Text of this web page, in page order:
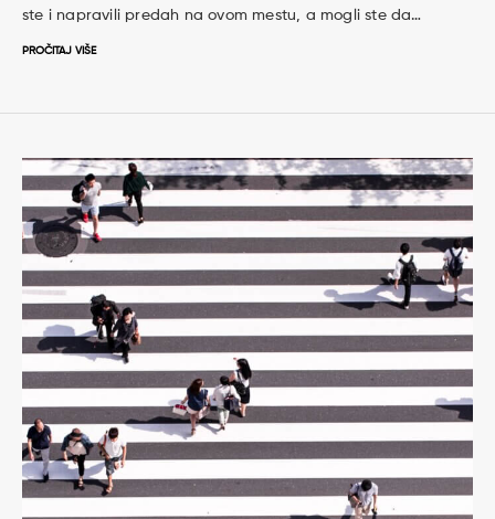
ste i napravili predah na ovom mestu, a mogli ste da…
PROČITAJ VIŠE